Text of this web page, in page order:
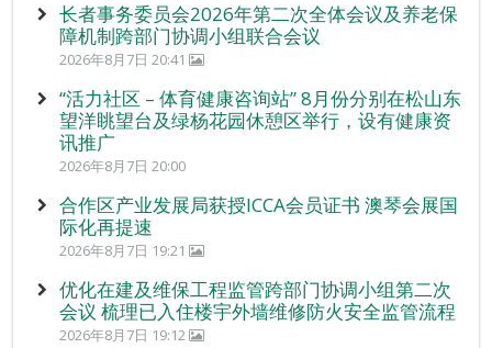
长者事务委员会2026年第二次全体会议及养老保
障机制跨部门协调小组联合会议
2026年8月7日 20:41
“活力社区 – 体育健康咨询站” 8月份分别在松山东
望洋眺望台及绿杨花园休憩区举行，设有健康资
讯推广
2026年8月7日 20:00
合作区产业发展局获授ICCA会员证书 澳琴会展国
际化再提速
2026年8月7日 19:21
优化在建及维保工程监管跨部门协调小组第二次
会议 梳理已入住楼宇外墙维修防火安全监管流程
2026年8月7日 19:12